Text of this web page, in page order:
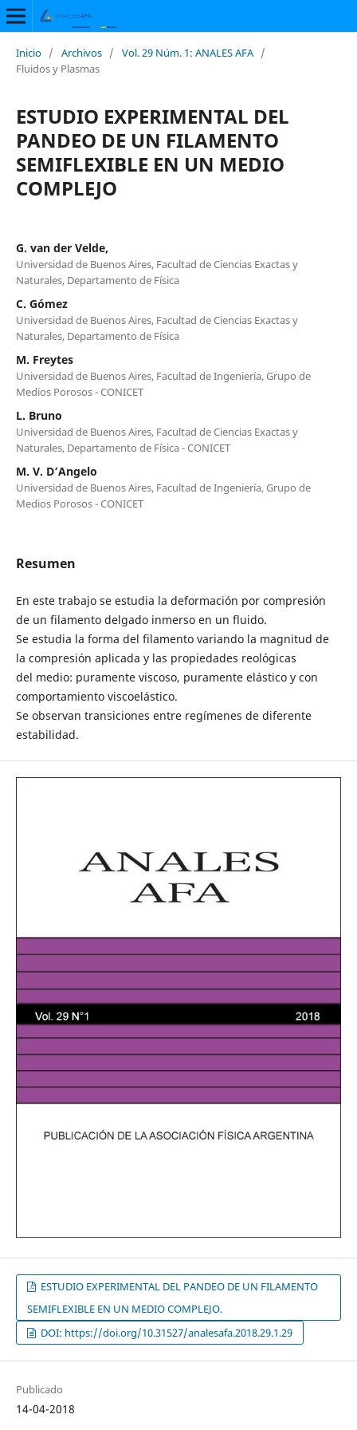
Inicio / Archivos / Vol. 29 Núm. 1: ANALES AFA /
Fluidos y Plasmas
ESTUDIO EXPERIMENTAL DEL
PANDEO DE UN FILAMENTO
SEMIFLEXIBLE EN UN MEDIO
COMPLEJO
G. van der Velde,
Universidad de Buenos Aires, Facultad de Ciencias Exactas y
Naturales, Departamento de Física
C. Gómez
Universidad de Buenos Aires, Facultad de Ciencias Exactas y
Naturales, Departamento de Física
M. Freytes
Universidad de Buenos Aires, Facultad de Ingeniería, Grupo de
Medios Porosos - CONICET
L. Bruno
Universidad de Buenos Aires, Facultad de Ciencias Exactas y
Naturales, Departamento de Física - CONICET
M. V. D’Angelo
Universidad de Buenos Aires, Facultad de Ingeniería, Grupo de
Medios Porosos - CONICET
Resumen
En este trabajo se estudia la deformación por compresión
de un filamento delgado inmerso en un fluido.
Se estudia la forma del filamento variando la magnitud de
la compresión aplicada y las propiedades reológicas
del medio: puramente viscoso, puramente elástico y con
comportamiento viscoelástico.
Se observan transiciones entre regímenes de diferente
estabilidad.
ESTUDIO EXPERIMENTAL DEL PANDEO DE UN FILAMENTO
SEMIFLEXIBLE EN UN MEDIO COMPLEJO.
DOI: https://doi.org/10.31527/analesafa.2018.29.1.29
Publicado
14-04-2018